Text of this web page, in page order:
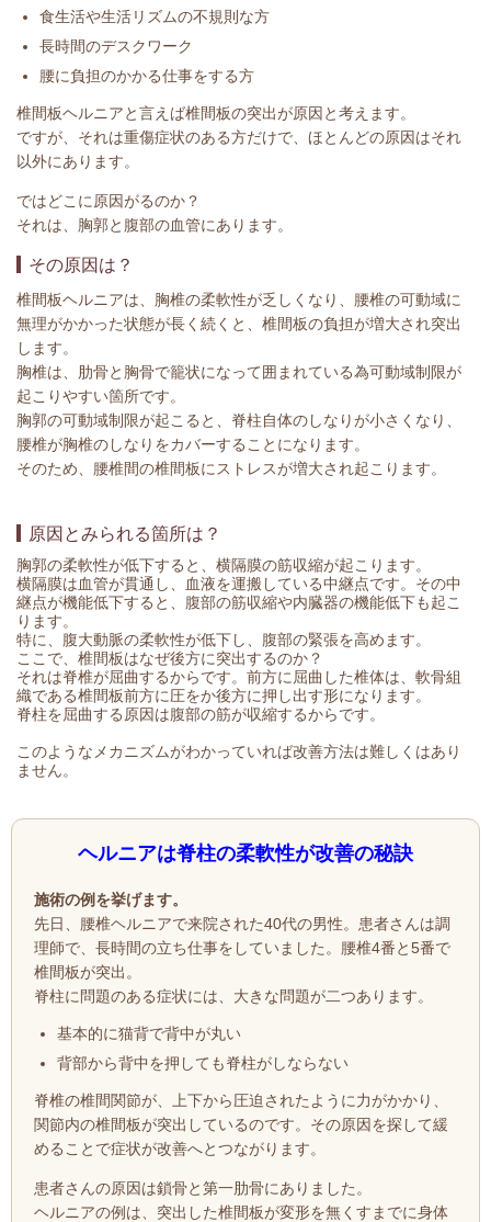
食生活や生活リズムの不規則な方
長時間のデスクワーク
腰に負担のかかる仕事をする方
椎間板ヘルニアと言えば椎間板の突出が原因と考えます。
ですが、それは重傷症状のある方だけで、 ほとんどの原因はそれ
以外にあります。
ではどこに原因がるのか？
それは、胸郭と腹部の血管にあります。
その原因は？
椎間板ヘルニアは、胸椎の柔軟性が乏しくなり、腰椎の可動域に
無理がかかった状態が長く続くと、椎間板の負担が増大され突出
します。
胸椎は、肋骨と胸骨で籠状になって囲まれている為可動域制限が
起こりやすい箇所です。
胸郭の可動域制限が起こると、脊柱自体のしなりが小さくなり、
腰椎が胸椎のしなりをカバーすることになります。
そのため、腰椎間の椎間板にストレスが増大され起こります。
原因とみられる箇所は？
胸郭の柔軟性が低下すると、横隔膜の筋収縮が起こります。
横隔膜は血管が貫通し、血液を運搬している中継点です。その中
継点が機能低下すると、腹部の筋収縮や内臓器の機能低下も起こ
ります。
特に、腹大動脈の柔軟性が低下し、腹部の緊張を高めます。
ここで、椎間板はなぜ後方に突出するのか？
それは脊椎が屈曲するからです。前方に屈曲した椎体は、軟骨組
織である椎間板前方に圧をか後方に押し出す形になります。
脊柱を屈曲する原因は腹部の筋が収縮するからです。
このようなメカニズムがわかっていれば改善方法は難しくはあり
ません。
ヘルニアは脊柱の柔軟性が改善の秘訣
施術の例を挙げます。
先日、腰椎ヘルニアで来院された40代の男性。患者さんは調
理師で、長時間の立ち仕事をしていました。腰椎4番と5番で
椎間板が突出。
脊柱に問題のある症状には、大きな問題が二つあります。
基本的に猫背で背中が丸い
背部から背中を押しても脊柱がしならない
脊椎の椎間関節が、上下から圧迫されたように力がかかり、
関節内の椎間板が突出しているのです。 その原因を探して緩
めることで症状が改善へとつながります。
患者さんの原因は鎖骨と第一肋骨にありました。
ヘルニアの例は、突出した椎間板が変形を無くすまでに身体